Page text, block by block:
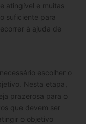
atingível e muitas
suficiente para
à ajuda de
escolher o
Nesta etapa,
prazerosa para o
que devem ser
o objetivo